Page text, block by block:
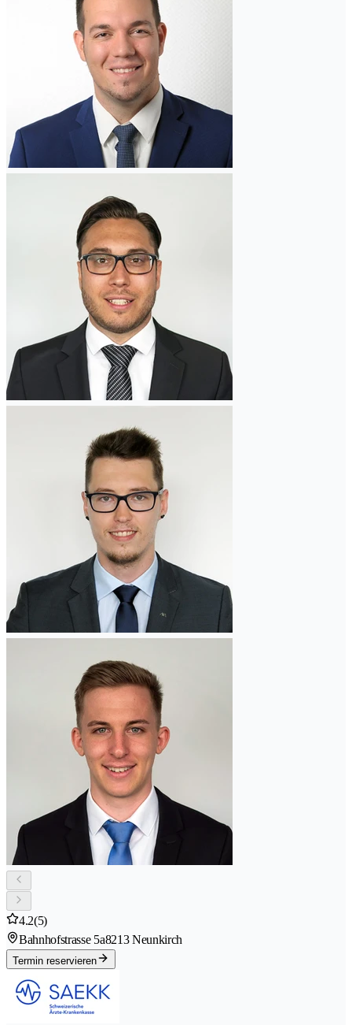
4.2(5)
Bahnhofstrasse 5a8213 Neunkirch
Termin reservieren